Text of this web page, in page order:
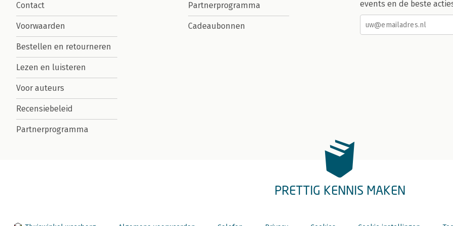
Contact
Voorwaarden
Bestellen en retourneren
Lezen en luisteren
Voor auteurs
Recensiebeleid
Partnerprogramma
Partnerprogramma
Cadeaubonnen
events en de beste
PRETTIG KENNIS MAKEN